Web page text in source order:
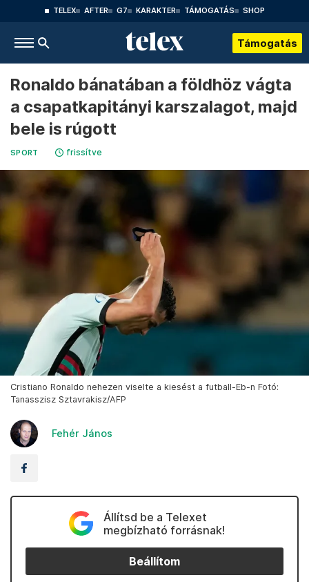
TELEX AFTER G7 KARAKTER TÁMOGATÁS SHOP
Támogatás
Ronaldo bánatában a földhöz vágta
a csapatkapitányi karszalagot, majd
bele is rúgott
SPORT frissítve
Cristiano Ronaldo nehezen viselte a kiesést a futball-Eb-n Fotó:
Tanasszisz Sztavrakisz/AFP
Fehér János
Állítsd be a Telexet
megbízható forrásnak!
Beállítom